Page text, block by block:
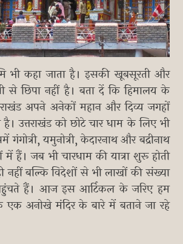
भी कहा जाता है। इसकी खूबसूरती और
से छिपा नहीं है। बता दें कि हिमालय के
अपने अनेकों महान और दिव्य जगहों
उत्तराखंड को छोटे चार धाम के लिए भी
गंगोत्री, यमुनोत्री, केदारनाथ और बद्रीनाथ
हैं। जब भी चारधाम की यात्रा शुरू होती
नहीं बल्कि विदेशों से भी लाखों की संख्या
हैं। आज इस आर्टिकल के जरिए हम
एक अनोखे मंदिर के बारे में बताने जा रहे